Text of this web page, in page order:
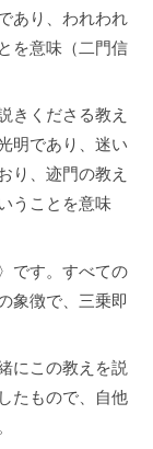
あり、われわれ
を意味（二門信
きくださる教え
明であり、迷い
り、迹門の教え
うことを意味
です。すべての
象徴で、三乗即
にこの教えを説
たもので、自他